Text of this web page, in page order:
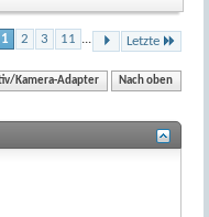
1 2 3 11 ... Letzte
Kamera-Adapter Nach oben